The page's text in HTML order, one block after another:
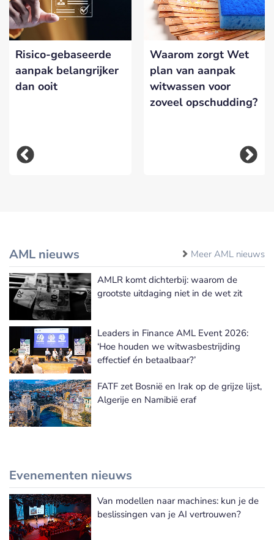
Risico-gebaseerde
aanpak belangrijker
dan ooit
Waarom zorgt Wet
plan van aanpak
witwassen voor
zoveel opschudding?
AML nieuws Meer AML nieuws
AMLR komt dichterbij: waarom de
grootste uitdaging niet in de wet zit
Leaders in Finance AML Event 2026:
‘Hoe houden we witwasbestrijding
effectief én betaalbaar?’
FATF zet Bosnië en Irak op de grijze lijst,
Algerije en Namibië eraf
Evenementen nieuws
Meer Evenementen nieuws
Van modellen naar machines: kun je de
beslissingen van je AI vertrouwen?